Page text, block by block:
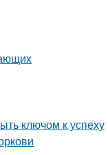
ключом к успеху